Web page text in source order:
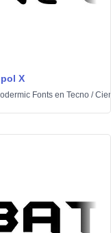
X
Fonts en Tecno /